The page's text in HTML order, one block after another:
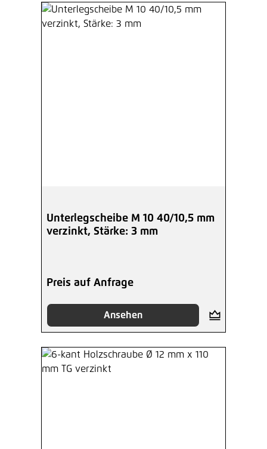
Unterlegscheibe M 10 40/10,5 mm
verzinkt, Stärke: 3 mm
Preis auf Anfrage
Ansehen